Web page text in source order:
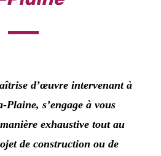
d’œuvreintervenant à
Plaine, s’engage à vous
exhaustive tout au
de construction ou de